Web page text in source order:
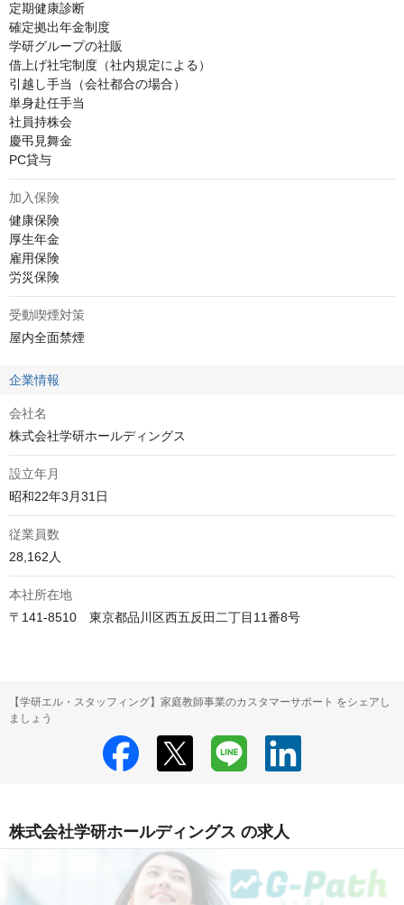
定期健康診断
確定拠出年金制度
学研グループの社販
借上げ社宅制度（社内規定による）
引越し手当（会社都合の場合）
単身赴任手当
社員持株会
慶弔見舞金
PC貸与
加入保険
健康保険
厚生年金
雇用保険
労災保険
受動喫煙対策
屋内全面禁煙
企業情報
会社名
株式会社学研ホールディングス
設立年月
昭和22年3月31日
従業員数
28,162人
本社所在地
〒141-8510　東京都品川区西五反田二丁目11番8号
【学研エル・スタッフィング】家庭教師事業のカスタマーサポート をシェアし
ましょう
株式会社学研ホールディングス の求人